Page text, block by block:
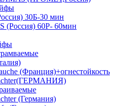
30Б-30 мин
(Россия) 60Р- 60мин
(Франция)+огнестойкость
(Германия)